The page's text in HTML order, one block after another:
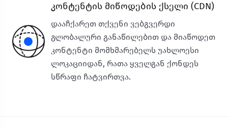
კონტენტის მიწოდების ქსელი (CDN)
დააჩქარეთ თქვენი ვებგვერდი
გლობალური განაწილებით და მიაწოდეთ
კონტენტი მომხმარებელს უახლოესი
ლოკაციიდან, რათა ყველგან ქონდეს
სწრაფი ჩატვირთვა.